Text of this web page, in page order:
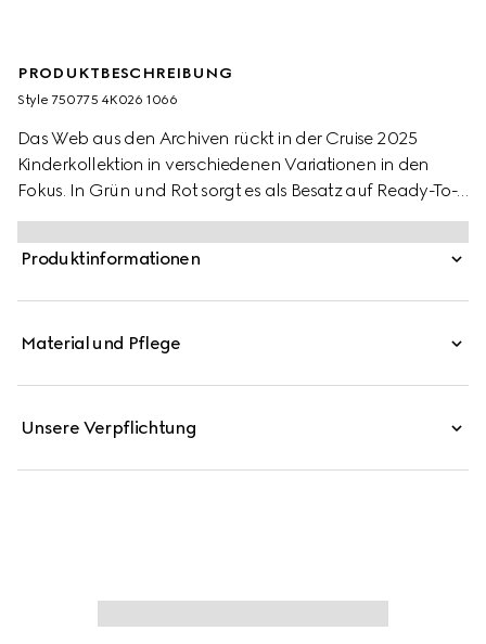
PRODUKTBESCHREIBUNG
Style ‎750775 4K026 1066
Das Web aus den Archiven rückt in der Cruise 2025
Kinderkollektion in verschiedenen Variationen in den
Fokus. In Grün und Rot sorgt es als Besatz auf Ready-To-
Wear-Modellen, Schuhen und Accessoires für sportliche
Looks mit vielseitigem Charakter. Diese Kindersocken aus
Baumwolle werden von einem grünen und roten Web
Produktinformationen
Material und Pflege
Unsere Verpflichtung